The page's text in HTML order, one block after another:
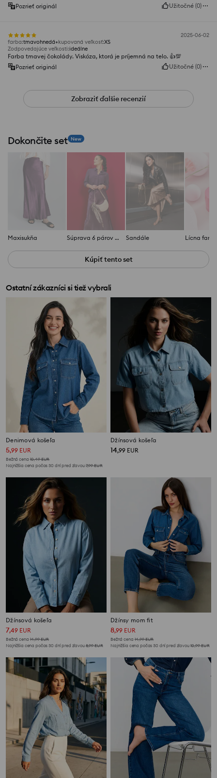
Pozrieť originál
Užitočné (0)
2025-06-02
farba:tmavohnedá kupovaná veľkosť:XS
Zodpovedajúce veľkosti:ideálne
Farba tmavej čokolády. Viskóza, ktorá je príjemná na telo. 👍️💯
Pozrieť originál
Užitočné (0)
Zobraziť ďalšie recenzií
Dokončite set New
Maxisukňa Súprava 6 párov náušníc Sandále Lícna farba
Kúpiť tento set
Ostatní zákazníci si tiež vybrali
Denimová košeľa
5,99 EUR
Bežná cena 10,49EUR
Najnižšia cena počas 30 dní pred zľavou7,99EUR
Džínsová košeľa
14,99 EUR
Džínsová košeľa
7,49 EUR
Bežná cena 14,99EUR
Najnižšia cena počas 30 dní pred zľavou8,99EUR
Džínsy mom fit
8,99 EUR
Bežná cena 14,99EUR
Najnižšia cena počas 30 dní pred zľavou10,99EUR